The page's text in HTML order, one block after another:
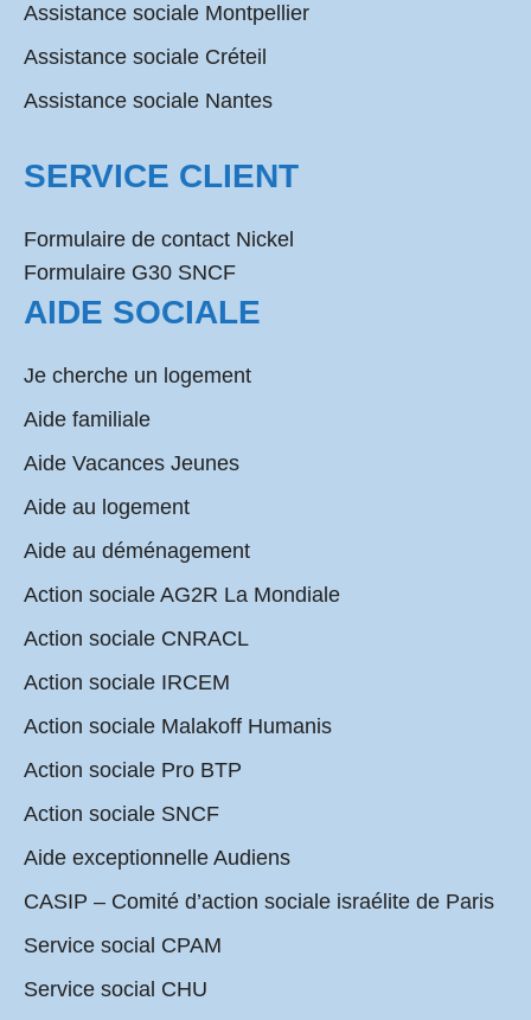
Assistance sociale Montpellier
Assistance sociale Créteil
Assistance sociale Nantes
SERVICE CLIENT
Formulaire de contact Nickel
Formulaire G30 SNCF
AIDE SOCIALE
Je cherche un logement
Aide familiale
Aide Vacances Jeunes
Aide au logement
Aide au déménagement
Action sociale AG2R La Mondiale
Action sociale CNRACL
Action sociale IRCEM
Action sociale Malakoff Humanis
Action sociale Pro BTP
Action sociale SNCF
Aide exceptionnelle Audiens
CASIP – Comité d’action sociale israélite de Paris
Service social CPAM
Service social CHU